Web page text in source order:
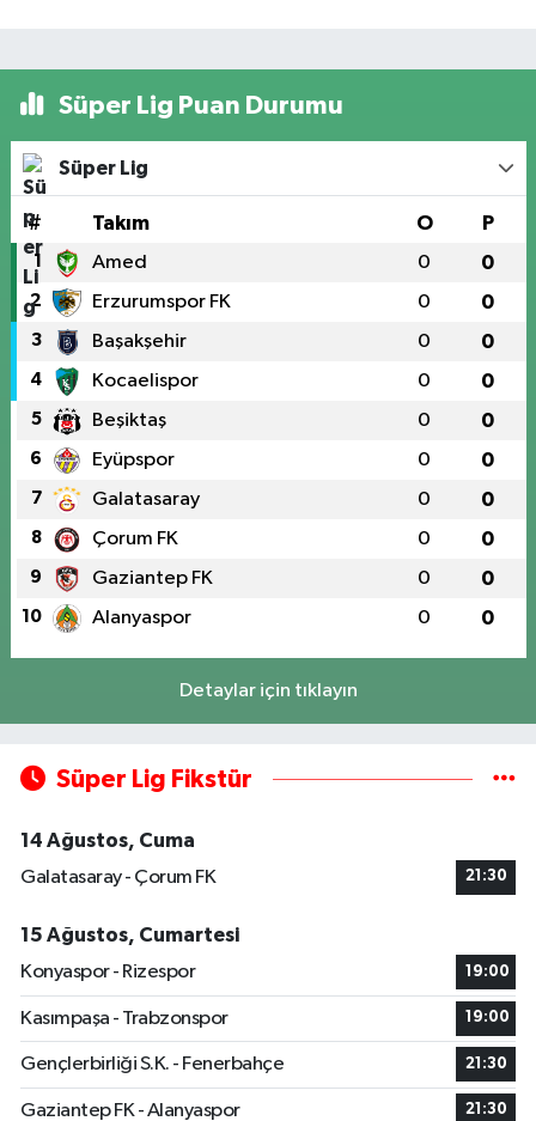
Süper Lig Puan Durumu
Süper Lig
# Takım O P
1 Amed 0 0
2 Erzurumspor FK 0 0
3 Başakşehir 0 0
4 Kocaelispor 0 0
5 Beşiktaş 0 0
6 Eyüpspor 0 0
7 Galatasaray 0 0
8 Çorum FK 0 0
9 Gaziantep FK 0 0
10 Alanyaspor 0 0
Detaylar için tıklayın
Süper Lig Fikstür
14 Ağustos, Cuma
Galatasaray - Çorum FK
21:30
15 Ağustos, Cumartesi
Konyaspor - Rizespor
19:00
Kasımpaşa - Trabzonspor 19:00
Gençlerbirliği S.K. - Fenerbahçe 21:30
Gaziantep FK - Alanyaspor 21:30